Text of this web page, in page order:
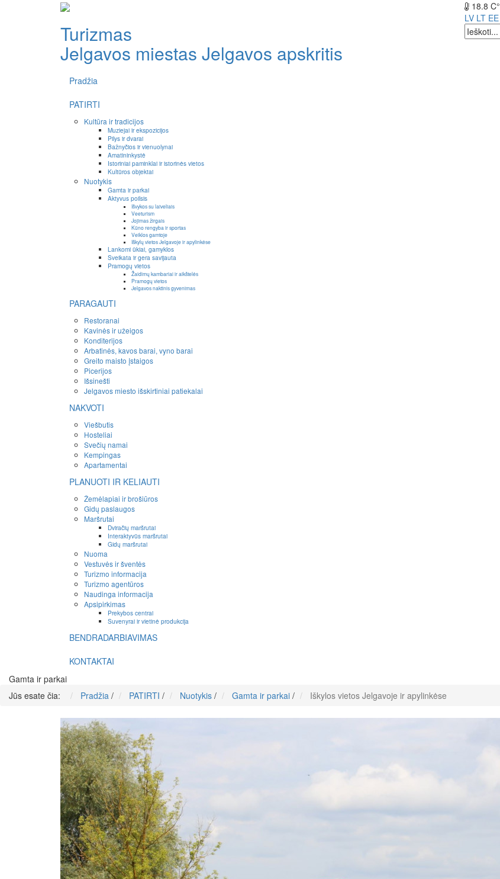
Turizmas
Jelgavos miestas Jelgavos apskritis
18.8 C°
LV LT EE
Pradžia
PATIRTI
Kultūra ir tradicijos
Muziejai ir ekspozicijos
Pilys ir dvarai
Bažnyčios ir vienuolynai
Amatininkystė
Istoriniai paminklai ir istorinės vietos
Kultūros objektai
Nuotykis
Gamta ir parkai
Aktyvus poilsis
Išvykos su laiveliais
Veeturism
Jojimas žirgais
Kūno rengyba ir sportas
Veiklos gamtoje
Iškylų vietos Jelgavoje ir apylinkėse
Lankomi ūkiai, gamyklos
Sveikata ir gera savijauta
Pramogų vietos
Žaidimų kambariai ir aikštelės
Pramogų vietos
Jelgavos naktinis gyvenimas
PARAGAUTI
Restoranai
Kavinės ir užeigos
Konditerijos
Arbatinės, kavos barai, vyno barai
Greito maisto įstaigos
Picerijos
Išsinešti
Jelgavos miesto išskirtiniai patiekalai
NAKVOTI
Viešbutis
Hosteliai
Svečių namai
Kempingas
Apartamentai
PLANUOTI IR KELIAUTI
Žemėlapiai ir brošiūros
Gidų paslaugos
Maršrutai
Dviračių maršrutai
Interaktyvūs maršrutai
Gidų maršrutai
Nuoma
Vestuvės ir šventės
Turizmo informacija
Turizmo agentūros
Naudinga informacija
Apsipirkimas
Prekybos centrai
Suvenyrai ir vietinė produkcija
BENDRADARBIAVIMAS
KONTAKTAI
Gamta ir parkai
Jūs esate čia:
Pradžia / PATIRTI / Nuotykis / Gamta ir parkai / Iškylos vietos Jelgavoje ir apylinkėse